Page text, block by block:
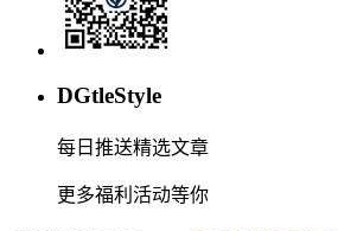
DGtleStyle
每日推送精选文章
更多福利活动等你